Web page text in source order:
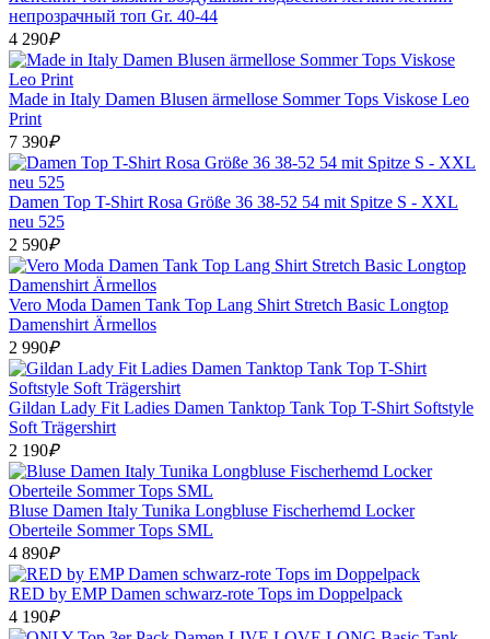
непрозрачный топ Gr. 40-44
4 290₽
Made in Italy Damen Blusen ärmellose Sommer Tops Viskose Leo
Print
7 390₽
Damen Top T-Shirt Rosa Größe 36 38-52 54 mit Spitze S - XXL
neu 525
2 590₽
Vero Moda Damen Tank Top Lang Shirt Stretch Basic Longtop
Damenshirt Ärmellos
2 990₽
Gildan Lady Fit Ladies Damen Tanktop Tank Top T-Shirt Softstyle
Soft Trägershirt
2 190₽
Bluse Damen Italy Tunika Longbluse Fischerhemd Locker
Oberteile Sommer Tops SML
4 890₽
RED by EMP Damen schwarz-rote Tops im Doppelpack
4 190₽